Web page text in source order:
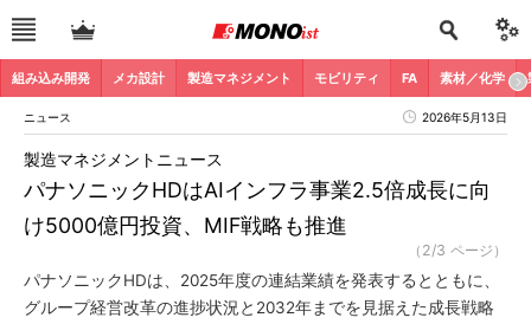
組み込み開発 メカ設計 製造マネジメント モビリティ FA 素材／化学
ニュース 2026年5月13日
パナソニックHDはAIインフラ事業2.5倍成長に向
け5000億円投資、MIF戦略も推進
製造マネジメントニュース
（2/3 ページ）
パナソニックHDは、2025年度の連結業績を発表するとともに、
グループ経営改革の進捗状況と2032年までを見据えた成長戦略